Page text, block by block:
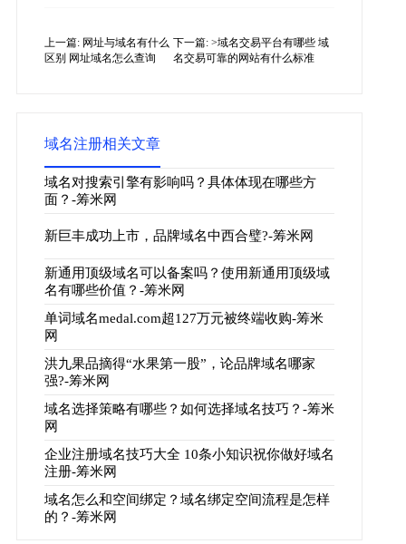
上一篇: 网址与域名有什么
区别 网址域名怎么查询
下一篇: >域名交易平台有哪些 域
名交易可靠的网站有什么标准
域名注册相关文章
域名对搜索引擎有影响吗？具体体现在哪些方
面？-筹米网
新巨丰成功上市，品牌域名中西合璧?-筹米网
新通用顶级域名可以备案吗？使用新通用顶级域
名有哪些价值？-筹米网
单词域名medal.com超127万元被终端收购-筹米
网
洪九果品摘得“水果第一股”，论品牌域名哪家
强?-筹米网
域名选择策略有哪些？如何选择域名技巧？-筹米
网
企业注册域名技巧大全 10条小知识祝你做好域名
注册-筹米网
域名怎么和空间绑定？域名绑定空间流程是怎样
的？-筹米网